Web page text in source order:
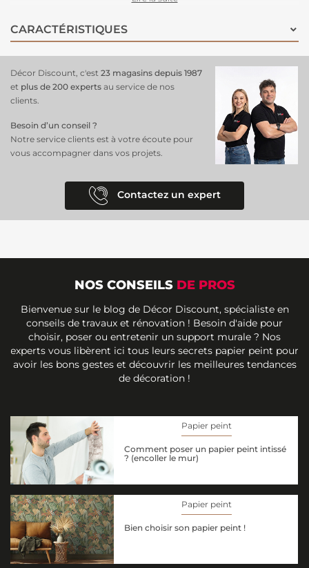
rapide : préparez simplement votre mur, appliquez la colle
directement, et posez les lés du panoramique papier peint en alignant
CARACTÉRISTIQUES
Décor Discount, c'est 23 magasins depuis 1987
et plus de 200 experts au service de nos
clients.
Besoin d’un conseil ?
Notre service clients est à votre écoute pour
vous accompagner dans vos projets.
Contactez un expert
NOS CONSEILS DE PROS
Bienvenue sur le blog de Décor Discount, spécialiste en
conseils de travaux et rénovation ! Besoin d'aide pour
choisir, poser ou entretenir un support murale ? Nos
experts vous libèrent ici tous leurs secrets papier peint pour
avoir les bons gestes et découvrir les meilleures tendances
de décoration !
Papier peint
Comment poser un papier peint intissé
? (encoller le mur)
Papier peint
Bien choisir son papier peint !